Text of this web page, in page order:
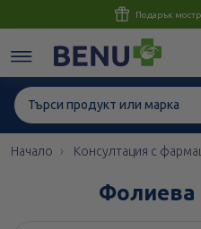
Консултация с
Начало Консултация с
Фолиева